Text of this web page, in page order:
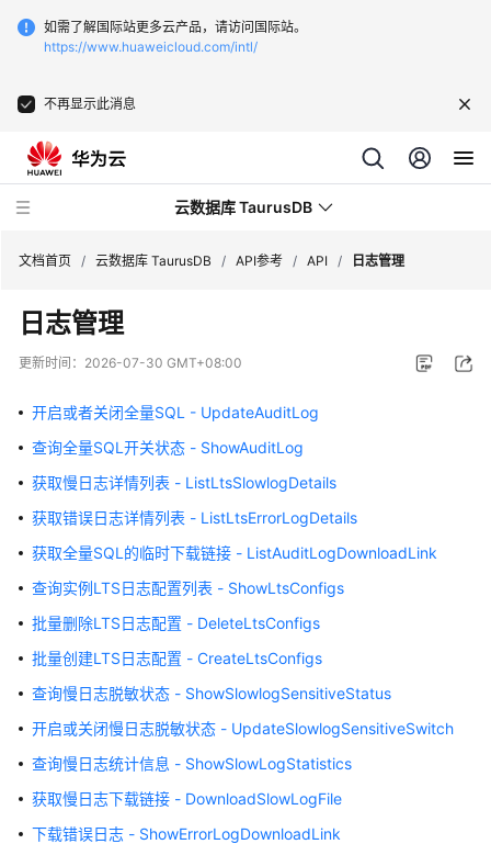
如需了解国际站更多云产品，请访问国际站。
https://www.huaweicloud.com/intl/
不再显示此消息
云数据库 TaurusDB
新
态
服
公
告
产
品
绍
计
说
明
文档首页 / 云数据库 TaurusDB / API参考 / API / 日志管理
日志管理
更新时间： 2026-07-30 GMT+08:00
开启或者关闭全量SQL - UpdateAuditLog
查询全量SQL开关状态 - ShowAuditLog
获取慢日志详情列表 - ListLtsSlowlogDetails
获取错误日志详情列表 - ListLtsErrorLogDetails
获取全量SQL的临时下载链接 - ListAuditLogDownloadLink
查询实例LTS日志配置列表 - ShowLtsConfigs
批量删除LTS日志配置 - DeleteLtsConfigs
批量创建LTS日志配置 - CreateLtsConfigs
查询慢日志脱敏状态 - ShowSlowlogSensitiveStatus
开启或关闭慢日志脱敏状态 - UpdateSlowlogSensitiveSwitch
查询慢日志统计信息 - ShowSlowLogStatistics
获取慢日志下载链接 - DownloadSlowLogFile
下载错误日志 - ShowErrorLogDownloadLink